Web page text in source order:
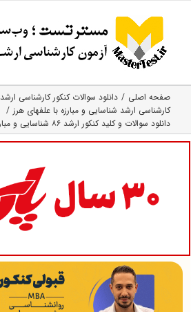
content
صفحه اصلی
دانلود سوالات کنکور کارشناسی ارشد
کارشناسی ارشد شناسایی و مبارزه با علفهای هرز
دانلود سوالات و کلید کنکور ارشد ۸۶ شناسایی و مبارزه با علف‌ های هرز (رایگان)